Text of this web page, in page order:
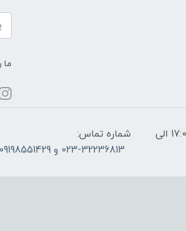
ما
ساعات پاسخگویی: فقط روزهای غیر تعطیل از ساعت 10:00 الی 14:00 و 17:00 الی
شماره تماس:
023-32236813 و 09198551429